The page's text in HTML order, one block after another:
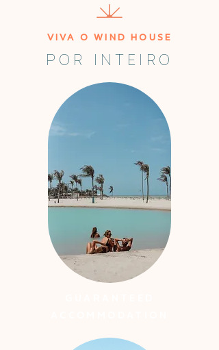
VIVA O WIND HOUSE
POR INTEIRO